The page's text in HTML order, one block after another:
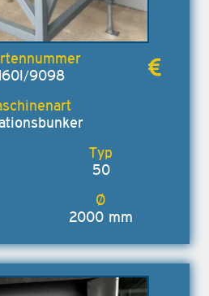
9098
50
2000 mm